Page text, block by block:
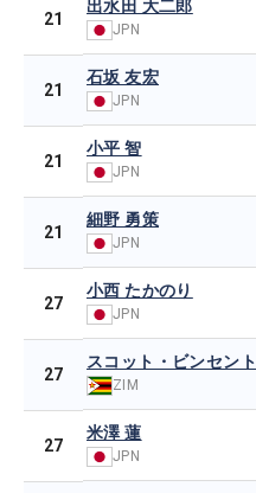
21
出水田 大二郎
JPN
21
石坂 友宏
JPN
21
小平 智
JPN
21
細野 勇策
JPN
27
小西 たかのり
JPN
27
スコット・ビンセント
ZIM
27
米澤 蓮
JPN